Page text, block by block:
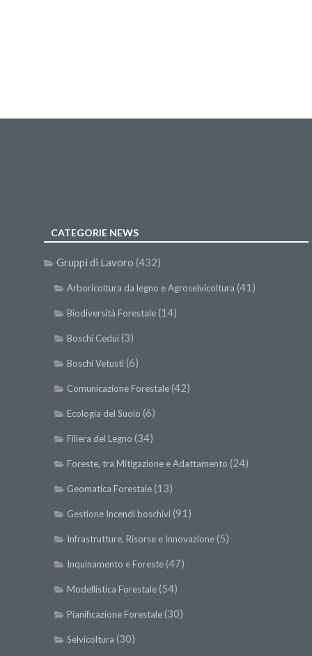
CATEGORIE NEWS
Gruppi di Lavoro (432)
Arboricoltura da legno e Agroselvicoltura (41)
Biodiversità Forestale(14)
Boschi Cedui(3)
Boschi Vetusti(6)
Comunicazione Forestale(42)
Ecologia del Suolo (6)
Filiera del Legno (34)
Foreste, tra Mitigazione e Adattamento (24)
Geomatica Forestale(13)
Gestione Incendi boschivi(91)
Infrastrutture, Risorse e Innovazione(5)
Inquinamento e Foreste(47)
Modellistica Forestale(54)
Pianificazione Forestale(30)
Selvicoltura (30)